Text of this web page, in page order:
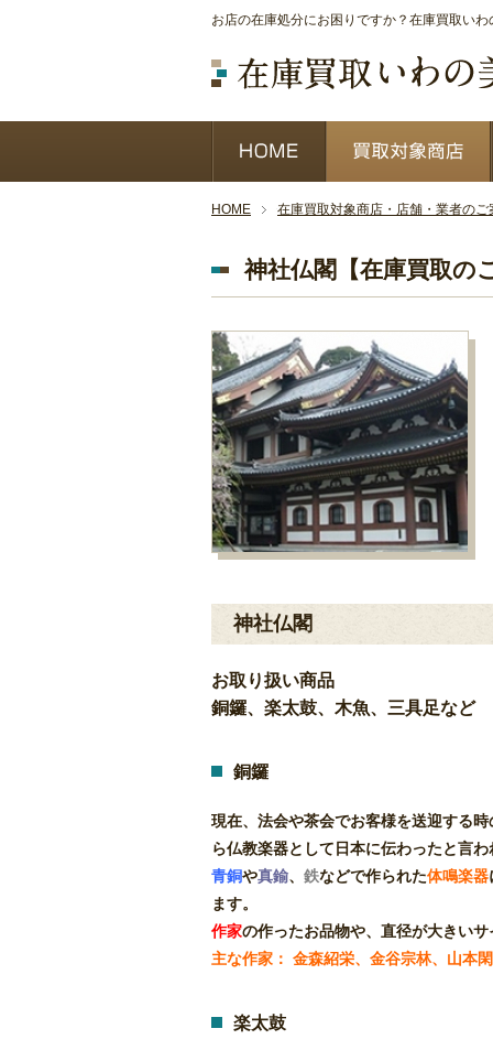
お店の在庫処分にお困りですか？在庫買取い
HOME 在庫買取対象商店・店舗・業者のご
神社仏閣【在庫買取の
神社仏閣
お取り扱い商品
銅鑼、楽太鼓、木魚、三具足など
銅鑼
現在、法会や茶会でお客様を送迎する
ら仏教楽器として日本に伝わったと言
青銅や真鍮、 鉄などで作られた体鳴楽器
ます。
作家の作ったお品物や、直径が大きい
主な作家： 金森紹栄、金谷宗林、山本
楽太鼓